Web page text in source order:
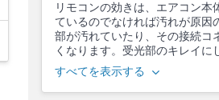
リモコンの効きは、エアコン本
ているのでなければ汚れが原因
部が汚れていたり、その接続コ
くなります。受光部のキレイに
すべてを表示する